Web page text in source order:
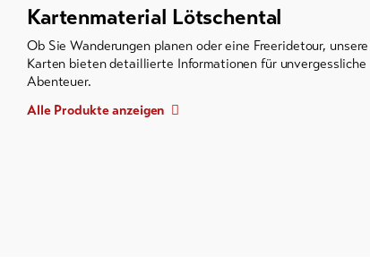
Kartenmaterial Lötschental
Ob Sie Wanderungen planen oder eine Freeridetour, unsere
Karten bieten detaillierte Informationen für unvergessliche
Abenteuer.
Alle Produkte anzeigen